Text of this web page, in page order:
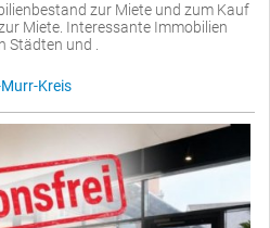
zur Miete und zum Kauf
Miete. Interessante Immobilien
und .
Murr-Kreis